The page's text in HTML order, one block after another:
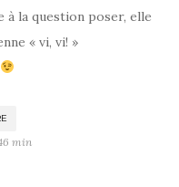
la question poser, elle
« vi, vi! »
min